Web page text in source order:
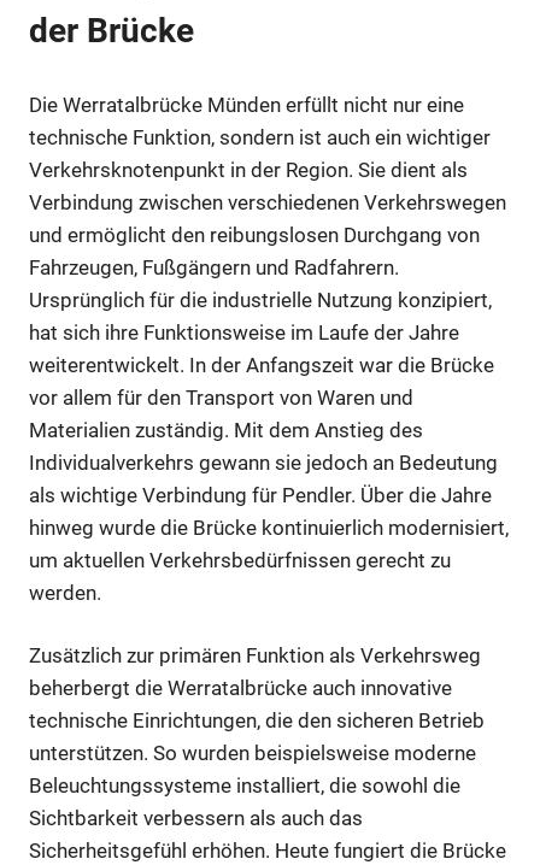
der Brücke
Die Werratalbrücke Münden erfüllt nicht nur eine
technische Funktion, sondern ist auch ein wichtiger
Verkehrsknotenpunkt in der Region. Sie dient als
Verbindung zwischen verschiedenen Verkehrswegen
und ermöglicht den reibungslosen Durchgang von
Fahrzeugen, Fußgängern und Radfahrern.
Ursprünglich für die industrielle Nutzung konzipiert,
hat sich ihre Funktionsweise im Laufe der Jahre
weiterentwickelt. In der Anfangszeit war die Brücke
vor allem für den Transport von Waren und
Materialien zuständig. Mit dem Anstieg des
Individualverkehrs gewann sie jedoch an Bedeutung
als wichtige Verbindung für Pendler. Über die Jahre
hinweg wurde die Brücke kontinuierlich modernisiert,
um aktuellen Verkehrsbedürfnissen gerecht zu
werden.
Zusätzlich zur primären Funktion als Verkehrsweg
beherbergt die Werratalbrücke auch innovative
technische Einrichtungen, die den sicheren Betrieb
unterstützen. So wurden beispielsweise moderne
Beleuchtungssysteme installiert, die sowohl die
Sichtbarkeit verbessern als auch das
Sicherheitsgefühl erhöhen. Heute fungiert die Brücke